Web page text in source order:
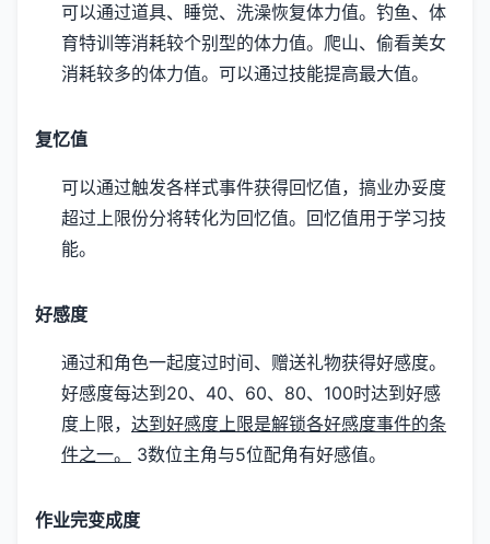
可以通过道具、睡觉、洗澡恢复体力值。 钓鱼、体
育特训等消耗较个别型的体力值。 爬山、偷看美女
消耗较多的体力值。 可以通过技能提高最大值。
复忆值
可以通过触发各样式事件获得回忆值，搞业办妥度
超过上限份分将转化为回忆值。 回忆值用于学习技
能。
好感度
通过和角色一起度过时间、赠送礼物获得好感度。
好感度每达到20、40、60、80、100时达到好感
度上限， 达到好感度上限是解锁各好感度事件的条
件之一。
3数位主角与5位配角有好感值。
作业完变成度